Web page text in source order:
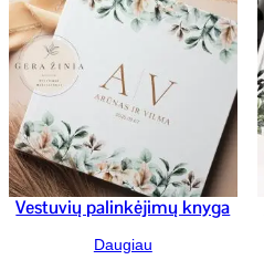
Vestuvių palinkėjimų knyga
Daugiau